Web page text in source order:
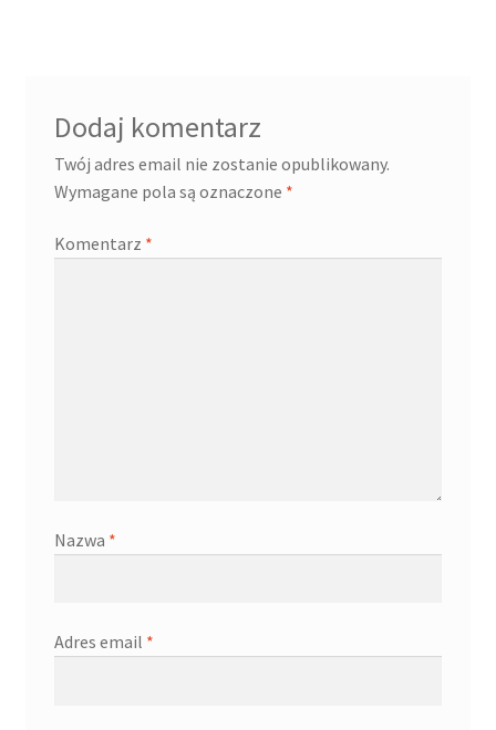
Dodaj komentarz
Twój adres email nie zostanie opublikowany.
Wymagane pola są oznaczone *
Komentarz *
Nazwa *
Adres email *